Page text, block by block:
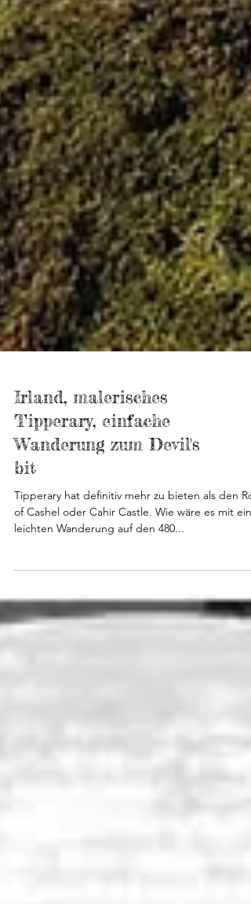
Irland, malerisches
Tipperary, einfache
Wanderung zum Devil's
bit
Tipperary hat definitiv mehr zu bieten als den